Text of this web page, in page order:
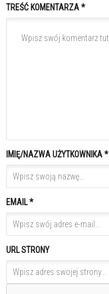
TREŚĆ KOMENTARZA *
IMIĘ/NAZWA UŻYTKOWNIKA *
EMAIL *
URL STRONY